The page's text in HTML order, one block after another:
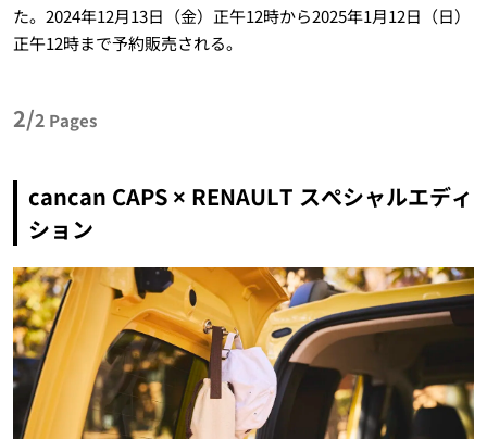
た。2024年12月13日（金）正午12時から2025年1月12日（日）
正午12時まで予約販売される。
2/2 Pages
cancan CAPS × RENAULT スぺシャルエディ
ション